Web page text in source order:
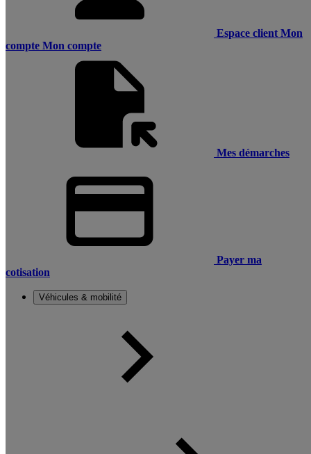
Espace client Mon
compte Mon compte
Mes démarches
Payer ma
cotisation
Véhicules & mobilité